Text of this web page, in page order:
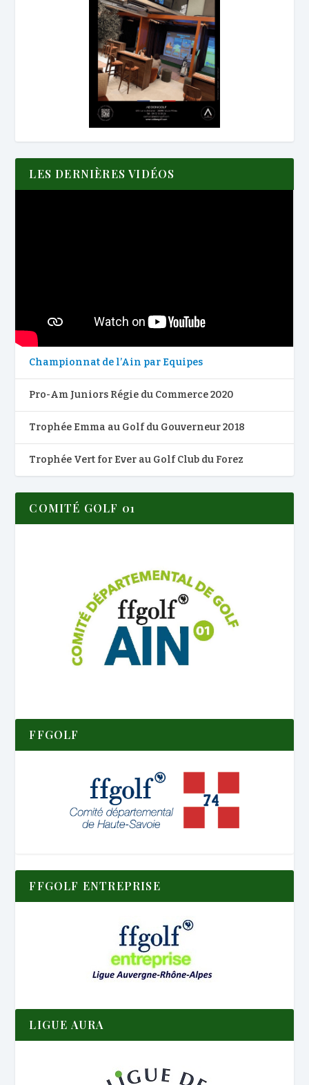
LES DERNIÈRES VIDÉOS
Championnat de l’Ain par Equipes
Pro-Am Juniors Régie du Commerce 2020
Trophée Emma au Golf du Gouverneur 2018
Trophée Vert for Ever au Golf Club du Forez
COMITÉ GOLF 01
FFGOLF
FFGOLF ENTREPRISE
LIGUE AURA